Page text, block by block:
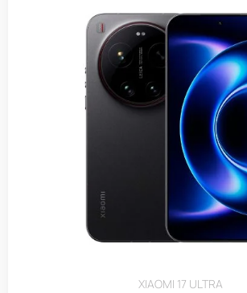
XIAOMI 17 ULTRA